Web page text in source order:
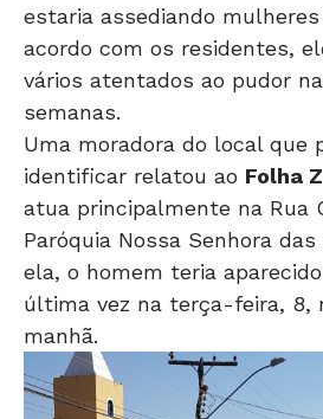
estaria assediando mulheres
acordo com os residentes,
vários atentados ao pudor
semanas.
Uma moradora do local que
identificar relatou ao Folha Z
atua principalmente na Rua
Paróquia Nossa Senhora
ela, o homem teria
última vez na terça-feira, 8,
manhã.